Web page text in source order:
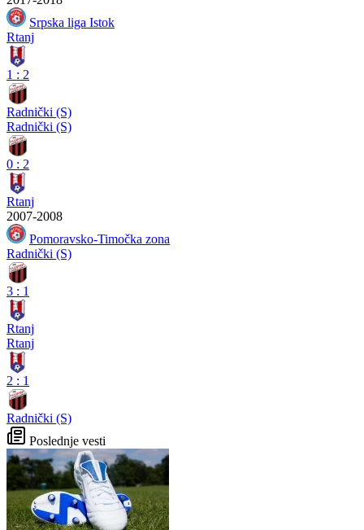
Srpska liga Istok
Rtanj
1 : 2
Radnički (S)
Radnički (S)
0 : 2
Rtanj
2007-2008
Pomoravsko-Timočka zona
Radnički (S)
3 : 1
Rtanj
Rtanj
2 : 1
Radnički (S)
Poslednje vesti